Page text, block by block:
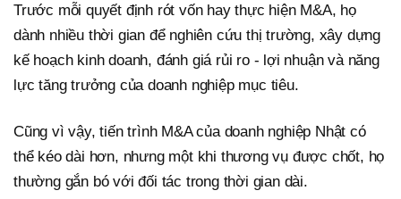
Trước mỗi quyết định rót vốn hay thực hiện M&A, họ
dành nhiều thời gian để nghiên cứu thị trường, xây dựng
kế hoạch kinh doanh, đánh giá rủi ro - lợi nhuận và năng
lực tăng trưởng của doanh nghiệp mục tiêu.
Cũng vì vậy, tiến trình M&A của doanh nghiệp Nhật có
thể kéo dài hơn, nhưng một khi thương vụ được chốt, họ
thường gắn bó với đối tác trong thời gian dài.